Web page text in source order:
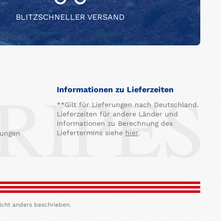
BLITZSCHNELLER VERSAND
Informationen zu Lieferzeiten
**Gilt für Lieferungen nach Deutschland.
Lieferzeiten für andere Länder und
Informationen zu Berechnung des
Liefertermins siehe hier.
anders beschrieben.